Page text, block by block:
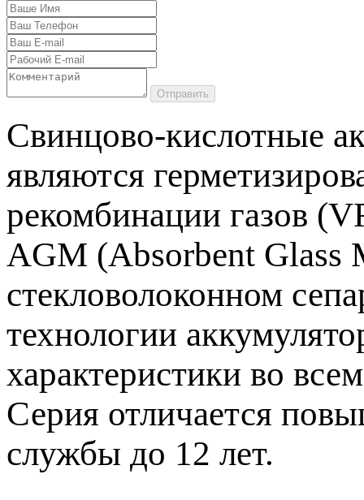
Отправить
Свинцово-кислотные
являются
рекомбинации газов
AGM (Absorbent Glass
стекловолоконном
технологии
характеристики во
Серия отличается
службы до 12 лет.